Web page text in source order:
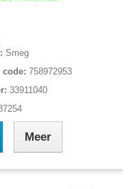
Smeg
code: 758972953
33911040
Meer